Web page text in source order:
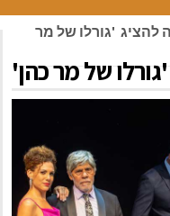
להציג 'גורלו של מר
של מר כהן'